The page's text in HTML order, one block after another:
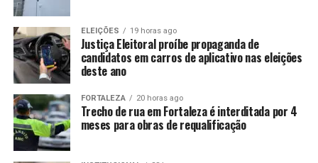
ELEIÇÕES 19 horas ago
Justiça Eleitoral proíbe propaganda de
candidatos em carros de aplicativo nas eleições
deste ano
FORTALEZA 20 horas ago
Trecho de rua em Fortaleza é interditada por 4
meses para obras de requalificação